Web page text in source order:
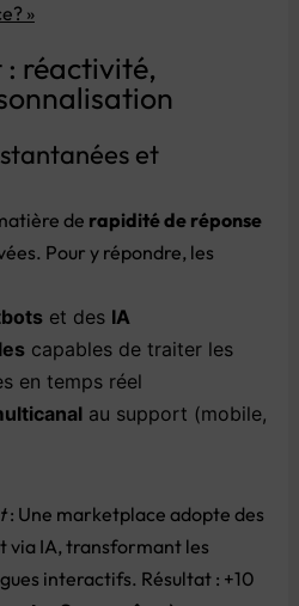
»
réactivité,
et
de rapiditéde réponse
Pour y répondre, les
et des IA
capables de traiter les
en temps réel
au support (mobile,
: Une marketplaceadoptedes
via IA,transformant les
interactifs. Résultat : +10